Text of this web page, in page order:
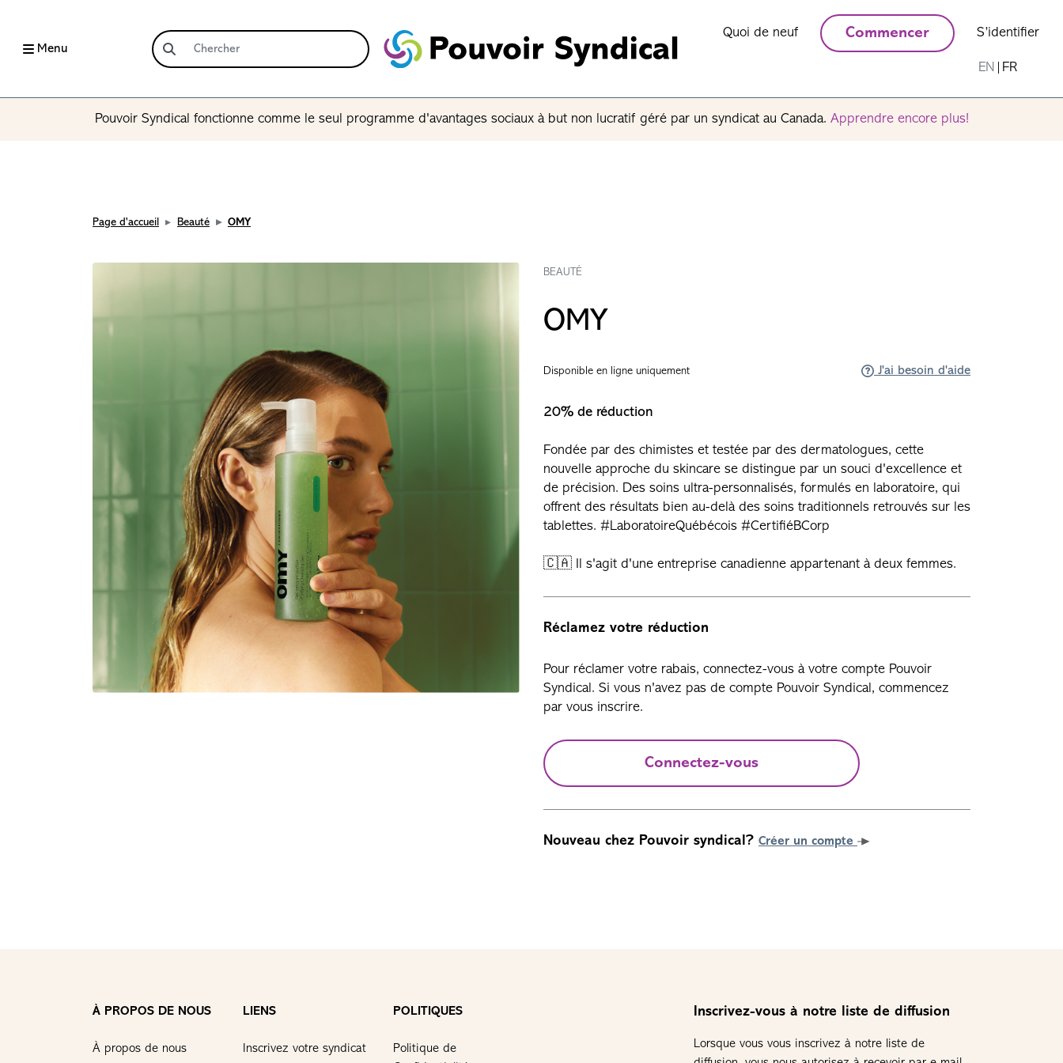
Menu
Quoi de neuf Commencer S’identifier
EN FR
Pouvoir Syndical fonctionne comme le seul programme d'avantages sociaux à but non lucratif géré par un syndicat au Canada. Apprendre encore plus!
Page d'accueil Beauté OMY
BEAUTÉ
OMY
Disponible en ligne uniquement J'ai besoin d'aide
20% de réduction
Fondée par des chimistes et testée par des dermatologues, cette
nouvelle approche du skincare se distingue par un souci d'excellence et
de précision. Des soins ultra-personnalisés, formulés en laboratoire, qui
offrent des résultats bien au-delà des soins traditionnels retrouvés sur les
tablettes. #LaboratoireQuébécois #CertifiéBCorp
🇨🇦 Il s'agit d'une entreprise canadienne appartenant à deux femmes.
Réclamez votre réduction
Pour réclamer votre rabais, connectez-vous à votre compte Pouvoir
Syndical. Si vous n'avez pas de compte Pouvoir Syndical, commencez
par vous inscrire.
Connectez-vous
Nouveau chez Pouvoir syndical? Créer un compte
À PROPOS DE NOUS
À propos de nous
LIENS
Inscrivez votre syndicat
POLITIQUES
Politique de
Inscrivez-vous à notre liste de diffusion
Lorsque vous vous inscrivez à notre liste de